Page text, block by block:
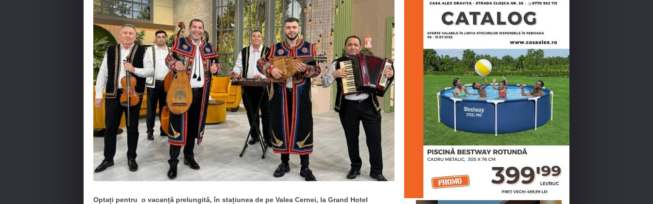
Optați pentru o vacanță prelungită, în stațiunea de pe Valea Cernei, la Grand Hotel